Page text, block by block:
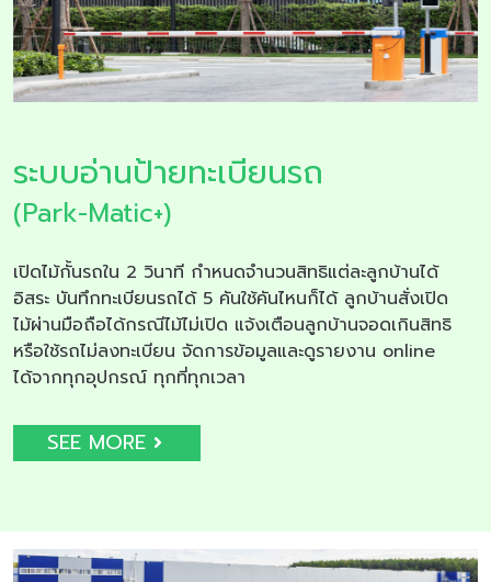
ระบบอ่านป้ายทะเบียนรถ
(Park-Matic+)
เปิดไม้กั้นรถใน 2 วินาที กำหนดจำนวนสิทธิแต่ละลูกบ้านได้
อิสระ บันทึกทะเบียนรถได้ 5 คันใช้คันไหนก็ได้ ลูกบ้านสั่งเปิด
ไม้ผ่านมือถือได้กรณีไม้ไม่เปิด แจ้งเตือนลูกบ้านจอดเกินสิทธิ
หรือใช้รถไม่ลงทะเบียน จัดการข้อมูลและดูรายงาน online
ได้จากทุกอุปกรณ์ ทุกที่ทุกเวลา
SEE MORE